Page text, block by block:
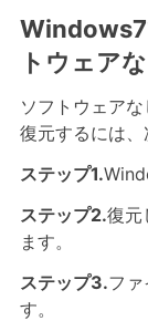
Windows7
トウェア
ソフトウェア
復元するには、
ステップ1.
ステップ2.復元
ます。
ステップ3.フ
す。